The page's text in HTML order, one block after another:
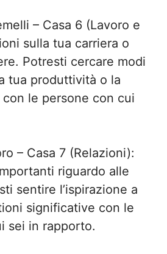
– Casa 6 (Lavoro e
sulla tua carriera o
Potresti cercare modi
tua produttività o la
le persone con cui
– Casa 7 (Relazioni):
riguardo alle
sentire l’ispirazione a
significative con le
sei in rapporto.